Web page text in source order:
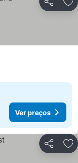
Partilhar
Ver preços
Partilhar